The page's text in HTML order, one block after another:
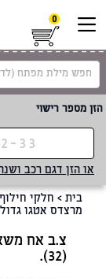
0
הזן מספר רישוי
או הזן דגם רכב
בית > חלקי
מרצדס אטגו גדול "19.5 מ98
(32).